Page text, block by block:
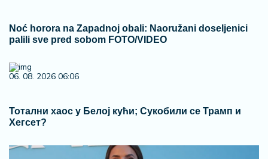
Noć horora na Zapadnoj obali: Naoružani doseljenici
palili sve pred sobom FOTO/VIDEO
06. 08. 2026 06:06
Тотални хаос у Белој кући; Сукобили се Трамп и
Хегсет?